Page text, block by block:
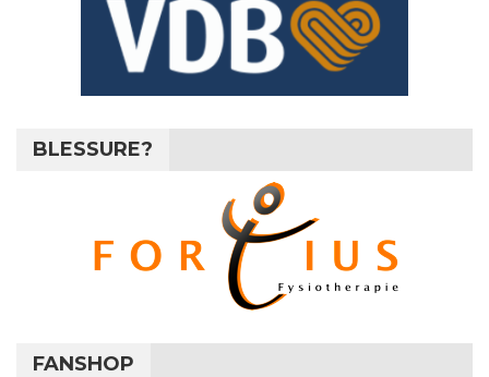
BLESSURE?
FANSHOP